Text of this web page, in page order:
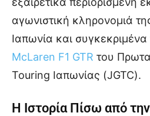
αγωνιστική κληρονομιά
Ιαπωνία και συγκεκριμένα
McLaren F1 GTR του
Touring Ιαπωνίας (JGTC).
Η Ιστορία Πίσω από